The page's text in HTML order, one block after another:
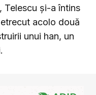
Telescu și-a întins
acolo două
unui han, un